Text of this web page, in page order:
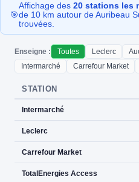
🎯
Affichage des 20 stations les
de 10 km autour de Auribeau
trouvées.
Enseigne : Toutes Leclerc
Intermarché
Carrefour Market
STATION
Intermarché
Leclerc
Carrefour Market
TotalEnergies Access